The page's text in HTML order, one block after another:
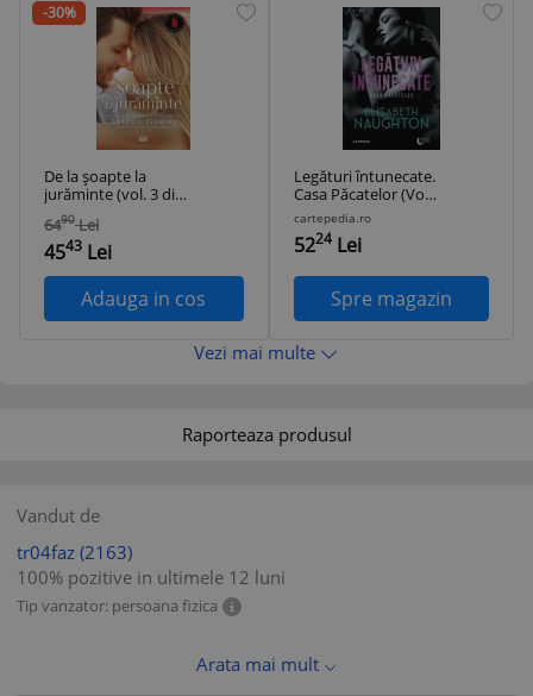
-30%
De la șoapte la
jurăminte (vol. 3 din
seria De la fereastra
mea)
6490 Lei
4543 Lei
Adauga in cos
Legături întunecate.
Casa Păcatelor (Vol.
3) - Paperback
brosat - Elisabeth
Naughton - Litera
cartepedia.ro
5224Lei
Spre magazin
Vezi mai multe
Raporteaza produsul
Vandut de
tr04faz (2163)
100% pozitive in ultimele 12 luni
Tip vanzator: persoana fizica
Arata mai mult